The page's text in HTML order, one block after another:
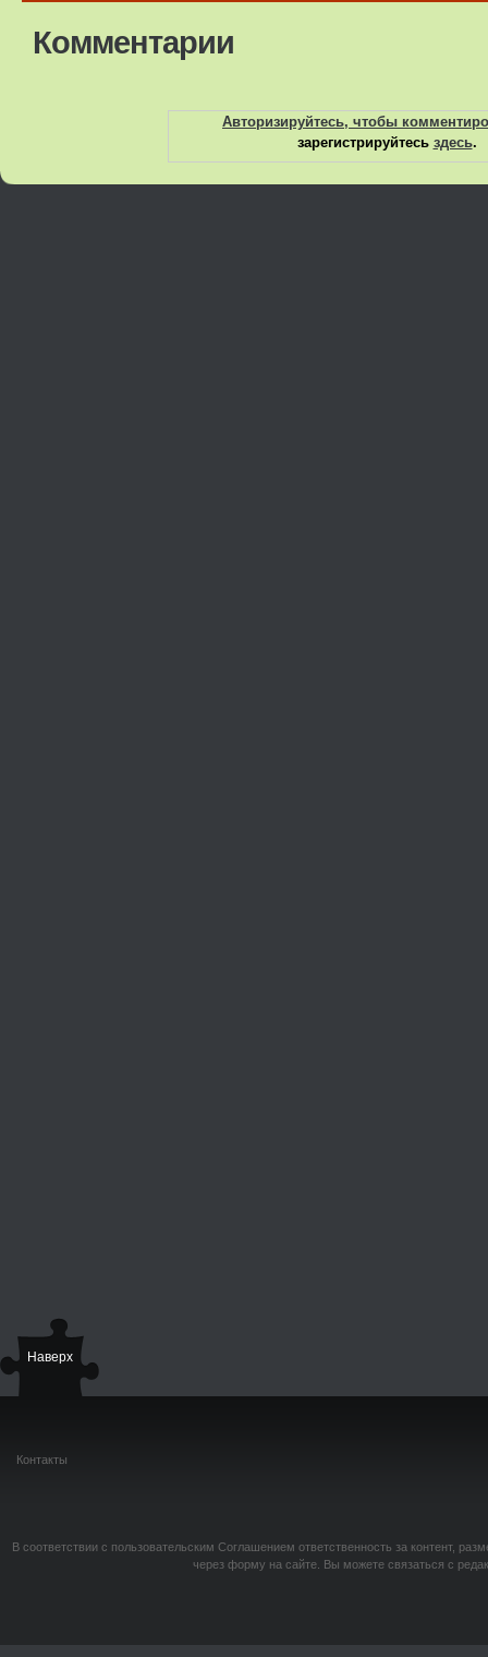
Комментарии
Авторизируйтесь, чтобы
зарегистрируйтесь здесь.
Наверх
Контакты
В соответствии с пользовательским Соглашением ответственность за контент,
через форму на сайте. Вы можете связаться с